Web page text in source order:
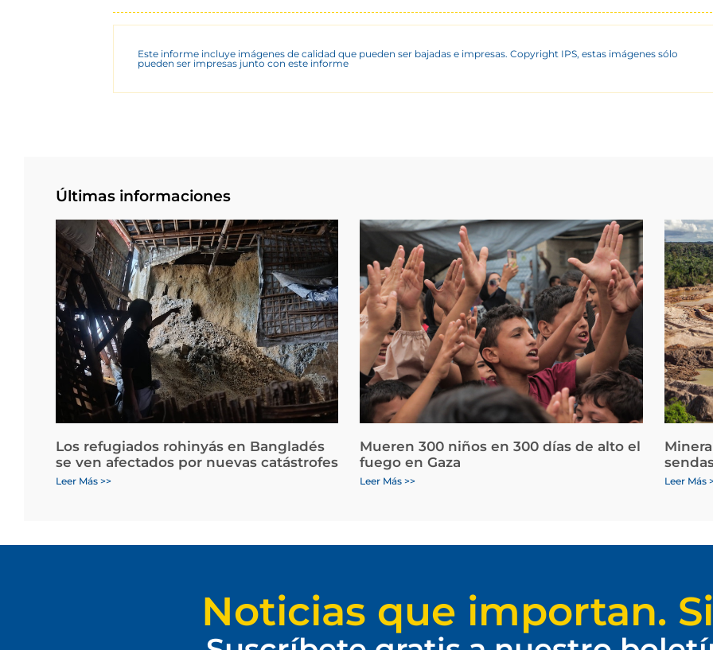
Este informe incluye imágenes de calidad que pueden ser bajadas e impresas. Copyright IPS, estas imágenes sólo
pueden ser impresas junto con este informe
Últimas informaciones
Los refugiados rohinyás en Bangladés
se ven afectados por nuevas catástrofes
Leer Más >>
Mueren 300 niños en 300 días de alto el
fuego en Gaza
Leer Más >> Leer Más
Noticias que importan.